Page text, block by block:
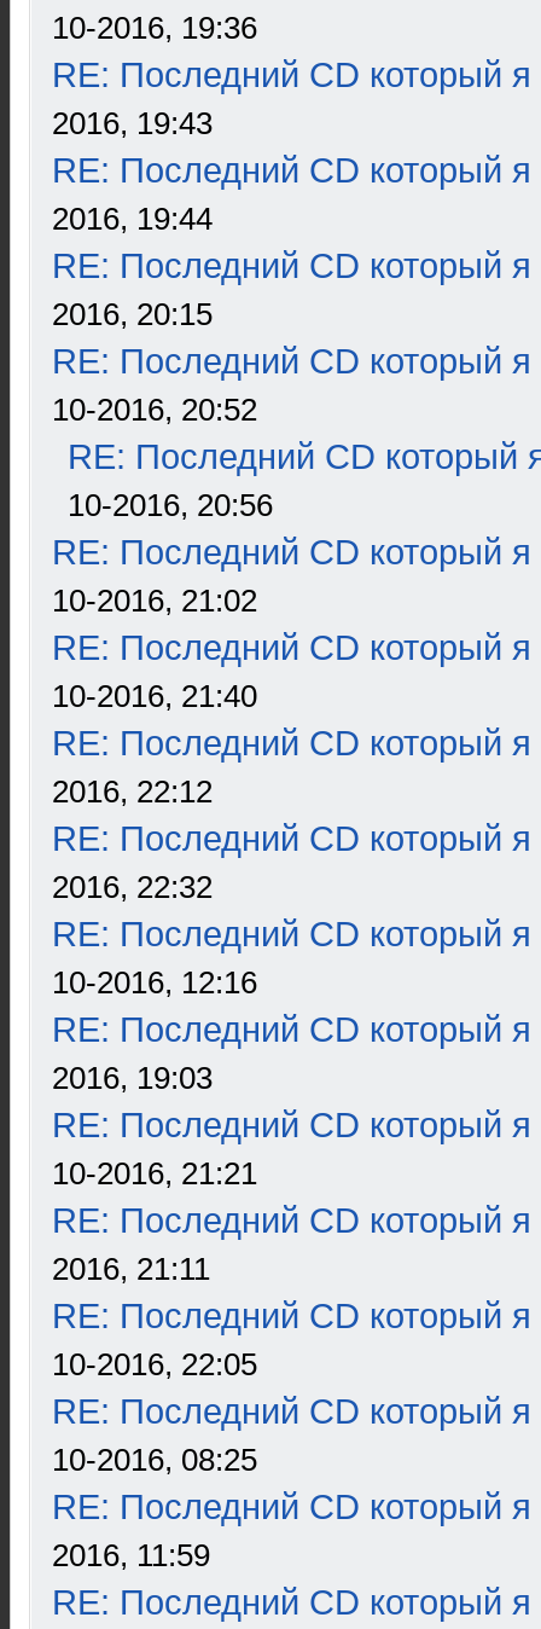
10-2016, 19:36
RE: Последний CD который я
2016, 19:43
RE: Последний CD который я
2016, 19:44
RE: Последний CD который я
2016, 20:15
RE: Последний CD который я
10-2016, 20:52
RE: Последний CD который
10-2016, 20:56
RE: Последний CD который я
10-2016, 21:02
RE: Последний CD который я
10-2016, 21:40
RE: Последний CD который я
2016, 22:12
RE: Последний CD который я
2016, 22:32
RE: Последний CD который я
10-2016, 12:16
RE: Последний CD который я
2016, 19:03
RE: Последний CD который я
10-2016, 21:21
RE: Последний CD который я
2016, 21:11
RE: Последний CD который я
10-2016, 22:05
RE: Последний CD который я
10-2016, 08:25
RE: Последний CD который я
2016, 11:59
RE: Последний CD который я